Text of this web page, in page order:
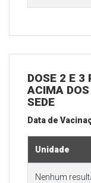
DOSE 2 E 3
ACIMA
SEDE
Data de
Unidade
Nenhum